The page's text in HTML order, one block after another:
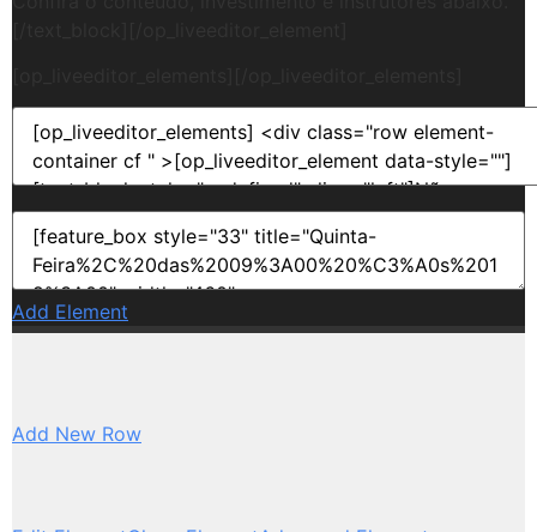
Add Element
Add New Row